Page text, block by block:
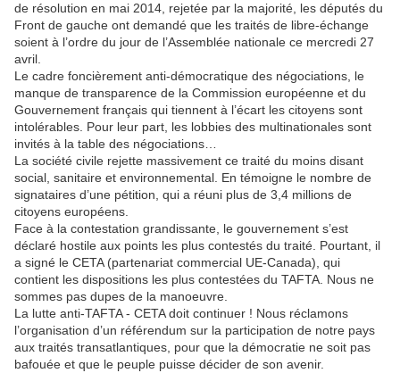
de résolution en mai 2014, rejetée par la majorité, les députés du
Front de gauche ont demandé que les traités de libre-échange
soient à l’ordre du jour de l’Assemblée nationale ce mercredi 27
avril.
Le cadre foncièrement anti-démocratique des négociations, le
manque de transparence de la Commission européenne et du
Gouvernement français qui tiennent à l’écart les citoyens sont
intolérables. Pour leur part, les lobbies des multinationales sont
invités à la table des négociations…
La société civile rejette massivement ce traité du moins disant
social, sanitaire et environnemental. En témoigne le nombre de
signataires d’une pétition, qui a réuni plus de 3,4 millions de
citoyens européens.
Face à la contestation grandissante, le gouvernement s’est
déclaré hostile aux points les plus contestés du traité. Pourtant, il
a signé le CETA (partenariat commercial UE-Canada), qui
contient les dispositions les plus contestées du TAFTA. Nous ne
sommes pas dupes de la manoeuvre.
La lutte anti-TAFTA - CETA doit continuer ! Nous réclamons
l’organisation d’un référendum sur la participation de notre pays
aux traités transatlantiques, pour que la démocratie ne soit pas
bafouée et que le peuple puisse décider de son avenir.